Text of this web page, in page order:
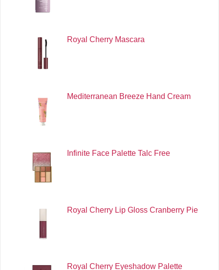
Royal Cherry Mascara
Mediterranean Breeze Hand Cream
Infinite Face Palette Talc Free
Royal Cherry Lip Gloss Cranberry Pie
Royal Cherry Eyeshadow Palette